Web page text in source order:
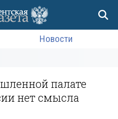
Новости
палате
нет смысла